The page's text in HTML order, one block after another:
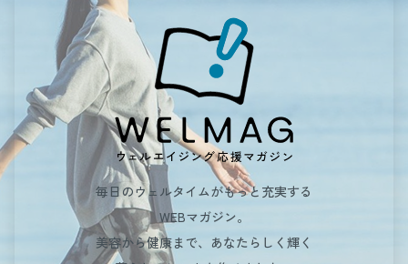
毎日のウェルタイムがもっと充実する
WEBマガジン。
美容から健康まで、あなたらしく輝く